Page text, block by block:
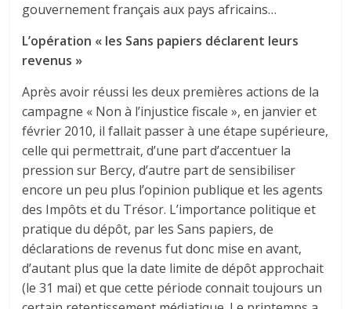
gouvernement français aux pays africains…
L’opération « les Sans papiers déclarent leurs
revenus »
Après avoir réussi les deux premières actions de la
campagne « Non à l’injustice fiscale », en janvier et
février 2010, il fallait passer à une étape supérieure,
celle qui permettrait, d’une part d’accentuer la
pression sur Bercy, d’autre part de sensibiliser
encore un peu plus l’opinion publique et les agents
des Impôts et du Trésor. L’importance politique et
pratique du dépôt, par les Sans papiers, de
déclarations de revenus fut donc mise en avant,
d’autant plus que la date limite de dépôt approchait
(le 31 mai) et que cette période connait toujours un